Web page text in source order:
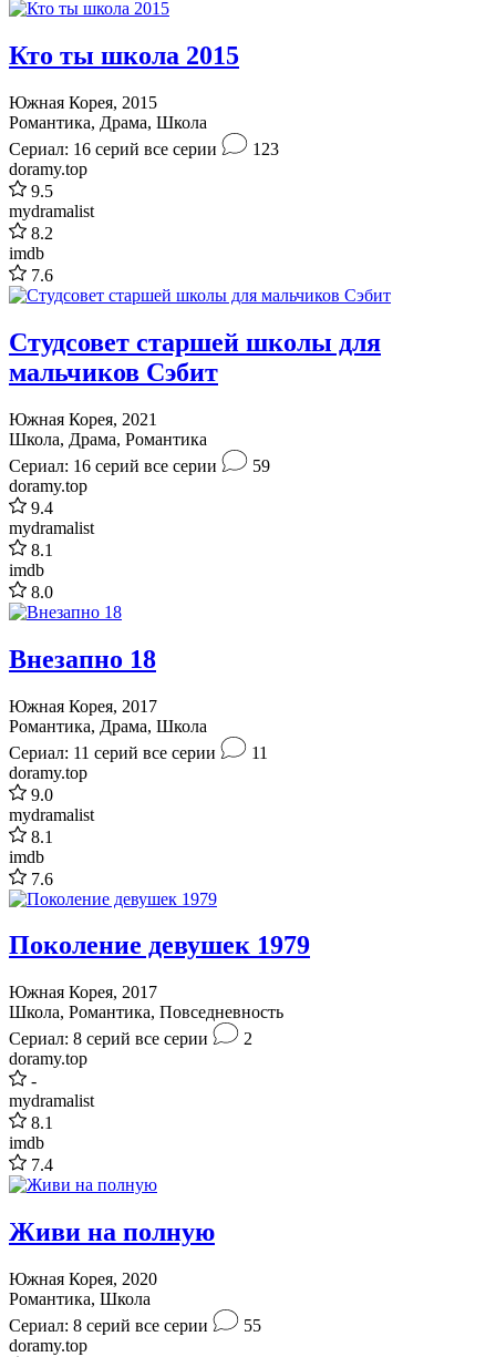
Кто ты школа 2015
Южная Корея, 2015
Романтика, Драма, Школа
Сериал: 16 серий все серии
123
doramy.top
9.5
mydramalist
8.2
imdb
7.6
Студсовет старшей школы для
мальчиков Сэбит
Южная Корея, 2021
Школа, Драма, Романтика
Сериал: 16 серий все серии
59
doramy.top
9.4
mydramalist
8.1
imdb
8.0
Внезапно 18
Южная Корея, 2017
Романтика, Драма, Школа
Сериал: 11 серий все серии
11
doramy.top
9.0
mydramalist
8.1
imdb
7.6
Поколение девушек 1979
Южная Корея, 2017
Школа, Романтика, Повседневность
Сериал: 8 серий все серии
2
doramy.top
-
mydramalist
8.1
imdb
7.4
Живи на полную
Южная Корея, 2020
Романтика, Школа
Сериал: 8 серий все серии
55
doramy.top